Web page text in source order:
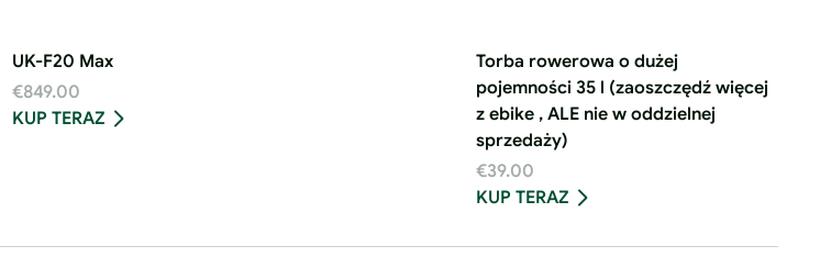
UK-F20 Max
€849.00
KUP TERAZ
Torba rowerowa o dużej
pojemności 35 l (zaoszczędź więcej
z ebike , ALE nie w oddzielnej
sprzedaży)
€39.00
KUP TERAZ